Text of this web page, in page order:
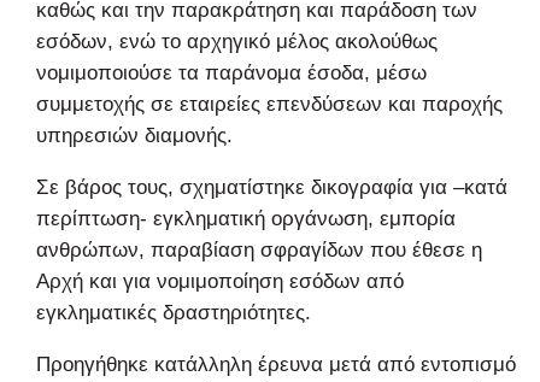
καθώς και την παρακράτηση και παράδοση των
εσόδων, ενώ το αρχηγικό μέλος ακολούθως
νομιμοποιούσε τα παράνομα έσοδα, μέσω
συμμετοχής σε εταιρείες επενδύσεων και παροχής
υπηρεσιών διαμονής.
Σε βάρος τους, σχηματίστηκε δικογραφία για –κατά
περίπτωση- εγκληματική οργάνωση, εμπορία
ανθρώπων, παραβίαση σφραγίδων που έθεσε η
Αρχή και για νομιμοποίηση εσόδων από
εγκληματικές δραστηριότητες.
Προηγήθηκε κατάλληλη έρευνα μετά από εντοπισμό